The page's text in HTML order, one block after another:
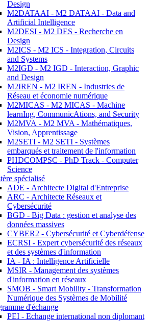
Design
M2DATAAI - M2 DATAAI - Data and
Artificial Intelligence
M2DESI - M2 DES - Recherche en
Design
M2ICS - M2 ICS - Integration, Circuits
and Systems
M2IGD - M2 IGD - Interaction, Graphic
and Design
M2IREN - M2 IREN - Industries de
Réseau et économie numérique
M2MICAS - M2 MICAS - Machine
learnIng, CommunicAtions, and Security
M2MVA - M2 MVA - Mathématiques,
Vision, Apprentissage
M2SETI - M2 SETI - Systèmes
embarqués et traitement de l'information
PHDCOMPSC - PhD Track - Computer
Science
spécialisé
ADE - Architecte Digital d'Entreprise
ARC - Architecte Réseaux et
Cybersécurité
BGD - Big Data : gestion et analyse des
données massives
CYBER2 - Cybersécurité et Cyberdéfense
ECRSI - Expert cybersécurité des réseaux
et des systèmes d'information
IA - IA : Intelligence Artificielle
MSIR - Management des systèmes
d'information en réseaux
SMOB - Smart Mobility - Transformation
Numérique des Systèmes de Mobilité
d'échange
PEI - Echange international non diplomant